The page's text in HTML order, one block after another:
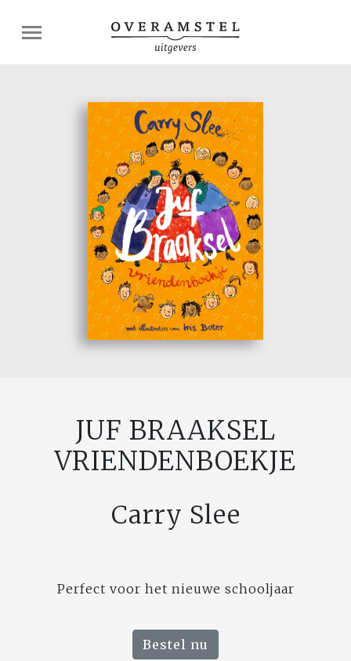
JUF BRAAKSEL
VRIENDENBOEKJE
Carry Slee
Perfect voor het nieuwe schooljaar
Bestel nu